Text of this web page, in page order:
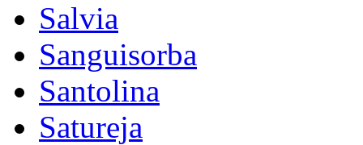
Salvia
Sanguisorba
Santolina
Satureja